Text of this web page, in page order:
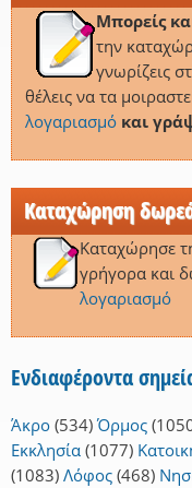
Μπορείς
την
γνωρίζεις
θέλεις να τα
λογαριασμό και
Καταχώρηση
Καταχώρησε
γρήγορα και
λογαριασμό
Ενδιαφέροντα
Άκρο (534) Όρμος
Εκκλησία (1077)
(1083) Λόφος (468)